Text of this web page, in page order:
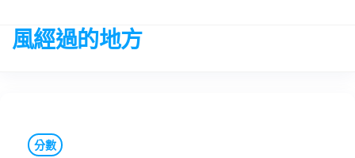
the
風經過的地方
分數